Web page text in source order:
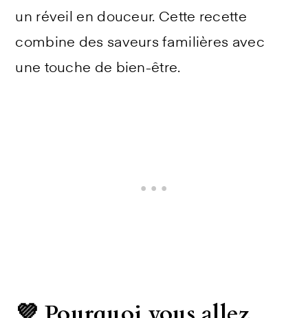
un réveil en douceur. Cette recette
combine des saveurs familières avec
une touche de bien-être.